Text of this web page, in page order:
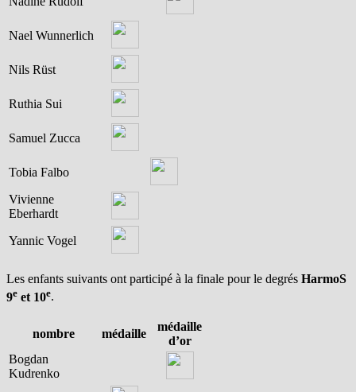
Nael Wunnerlich
Nils Rüst
Ruthia Sui
Samuel Zucca
Tobia Falbo
Vivienne
Eberhardt
Yannic Vogel
Les enfants suivants ont participé à la finale pour le degrés HarmoS
9e et 10e.
nombre médaille
médaille
d’or
Bogdan
Kudrenko